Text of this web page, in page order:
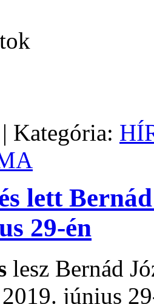
Kategória:
lett
29-én
lesz Bernád
június